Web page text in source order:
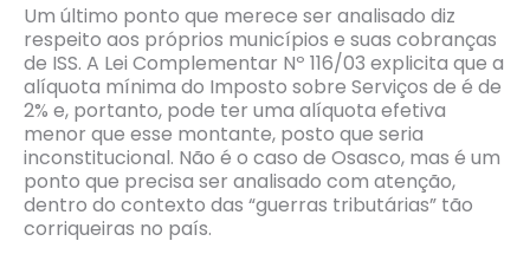
Um último ponto que merece ser analisado diz
respeito aos próprios municípios e suas cobranças
de ISS. A Lei Complementar Nº 116/03 explicita que a
alíquota mínima do Imposto sobre Serviços de é de
2% e, portanto, pode ter uma alíquota efetiva
menor que esse montante, posto que seria
inconstitucional. Não é o caso de Osasco, mas é um
ponto que precisa ser analisado com atenção,
dentro do contexto das “guerras tributárias” tão
corriqueiras no país.